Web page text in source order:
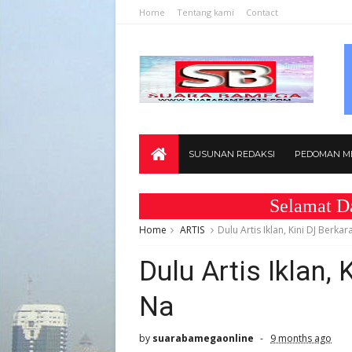
Home Tentang kami Contact
SUSUNAN REDAKSI PEDOMAN
Selamat Datang
Home ARTIS Dulu Artis Iklan, Kini DJ
Dulu Artis Iklan,
Na
by suarabamegaonline 9 months ago